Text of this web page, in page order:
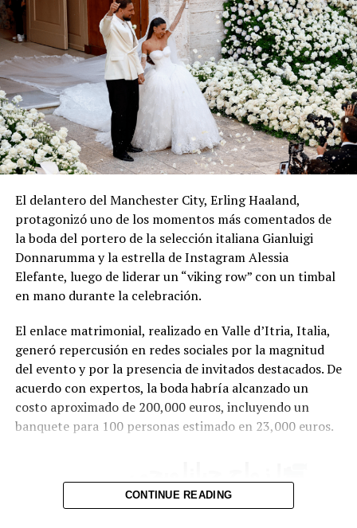
El delantero del Manchester City, Erling Haaland,
protagonizó uno de los momentos más comentados de
la boda del portero de la selección italiana Gianluigi
Donnarumma y la estrella de Instagram Alessia
Elefante, luego de liderar un “viking row” con un timbal
en mano durante la celebración.
El enlace matrimonial, realizado en Valle d’Itria, Italia,
generó repercusión en redes sociales por la magnitud
del evento y por la presencia de invitados destacados. De
acuerdo con expertos, la boda habría alcanzado un
costo aproximado de 200,000 euros, incluyendo un
banquete para 100 personas estimado en 23,000 euros.
دوناروما.CONTINUE READING